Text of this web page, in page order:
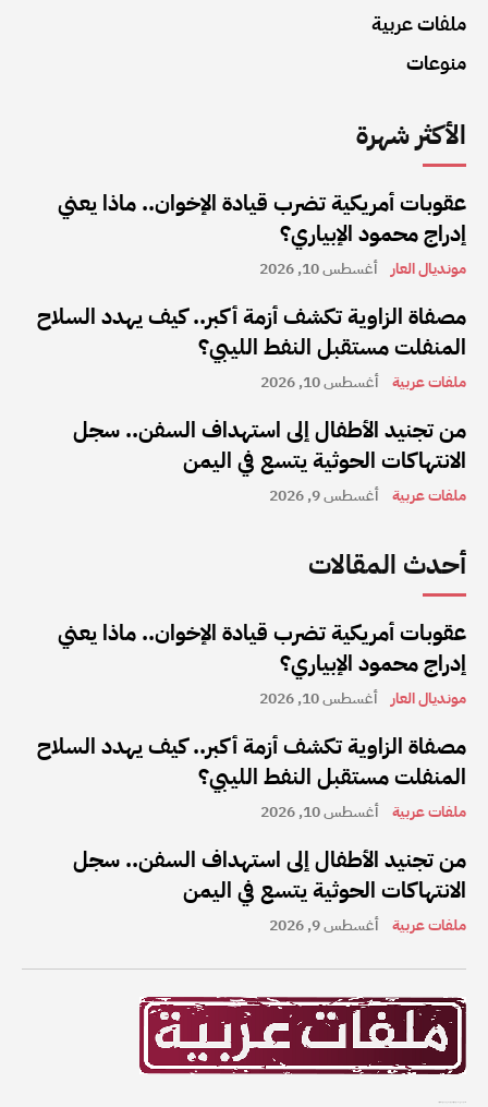
ملفات عربية
منوعات
الأكثر شهرة
عقوبات أمريكية تضرب قيادة الإخوان.. ماذا يعني
إدراج محمود الإبياري؟
مونديال العار أغسطس 10, 2026
مصفاة الزاوية تكشف أزمة أكبر.. كيف يهدد السلاح
المنفلت مستقبل النفط الليبي؟
ملفات عربية أغسطس 10, 2026
من تجنيد الأطفال إلى استهداف السفن.. سجل
الانتهاكات الحوثية يتسع في اليمن
ملفات عربية أغسطس 9, 2026
أحدث المقالات
عقوبات أمريكية تضرب قيادة الإخوان.. ماذا يعني
إدراج محمود الإبياري؟
مونديال العار أغسطس 10, 2026
مصفاة الزاوية تكشف أزمة أكبر.. كيف يهدد السلاح
المنفلت مستقبل النفط الليبي؟
ملفات عربية أغسطس 10, 2026
من تجنيد الأطفال إلى استهداف السفن.. سجل
الانتهاكات الحوثية يتسع في اليمن
ملفات عربية أغسطس 9, 2026